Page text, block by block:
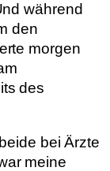
während
den
morgen
des
bei Ärzte
meine